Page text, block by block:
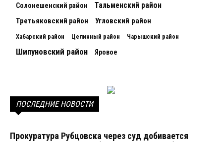
Солонешенский район Тальменский район
Третьяковский район Угловский район
Хабарский район Целинный район Чарышский район
Шипуновский район Яровое
ПОСЛЕДНИЕ НОВОСТИ
Прокуратура Рубцовска через суд добивается